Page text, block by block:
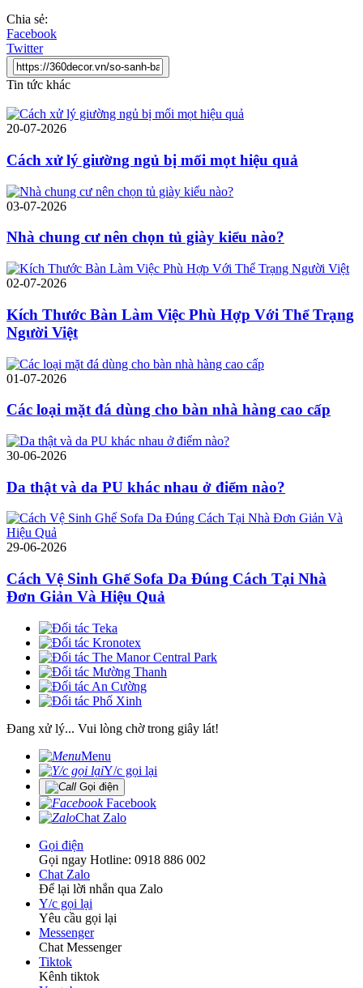
Chia sẻ:
Facebook
Twitter
Tin tức khác
20-07-2026
Cách xử lý giường ngủ bị mối mọt hiệu quả
03-07-2026
Nhà chung cư nên chọn tủ giày kiểu nào?
02-07-2026
Kích Thước Bàn Làm Việc Phù Hợp Với Thể Trạng
Người Việt
01-07-2026
Các loại mặt đá dùng cho bàn nhà hàng cao cấp
30-06-2026
Da thật và da PU khác nhau ở điểm nào?
29-06-2026
Cách Vệ Sinh Ghế Sofa Da Đúng Cách Tại Nhà
Đơn Giản Và Hiệu Quả
Đang xử lý... Vui lòng chờ trong giây lát!
Menu
Y/c gọi lại
Gọi điện
Facebook
Chat Zalo
Gọi điện
Gọi ngay Hotline: 0918 886 002
Chat Zalo
Để lại lời nhắn qua Zalo
Y/c gọi lại
Yêu cầu gọi lại
Messenger
Chat Messenger
Tiktok
Kênh tiktok